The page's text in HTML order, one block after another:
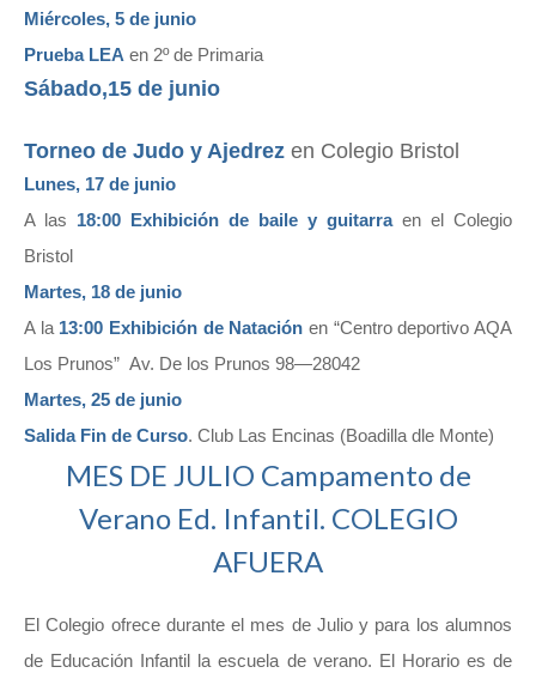
Miércoles, 5 de junio
Prueba LEA en 2º de Primaria
Sábado,15 de junio
Torneo de Judo y Ajedrez en Colegio Bristol
Lunes, 17 de junio
A las 18:00 Exhibición de baile y guitarraen el Colegio
Bristol
Martes, 18 de junio
A la 13:00 Exhibición de Natación en “Centro deportivo AQA
Los Prunos” Av. De los Prunos 98—28042
Martes, 25 de junio
Salida Fin de Curso. Club Las Encinas (Boadilla dle Monte)
MES DE JULIO Campamento de
Verano Ed. Infantil. COLEGIO
AFUERA
El Colegio ofrece durante el mes de Julio y para los alumnos
de Educación Infantil la escuela de verano. El Horario es de